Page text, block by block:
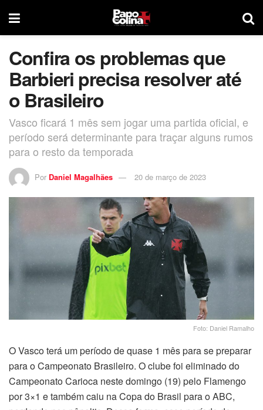
Confira os problemas que
Barbieri precisa resolver até
o Brasileiro
Vasco ficará 1 mês sem jogar uma partida oficial, e
período será determinante para traçar alguns rumos
para o resto da temporada
Por Daniel Magalhães 20 de março de 2023
Foto: Daniel Ramalho
O Vasco terá um período de quase 1 mês para se preparar
para o Campeonato Brasileiro. O clube foi eliminado do
Campeonato Carioca neste domingo (19) pelo Flamengo
por 3×1 e também caiu na Copa do Brasil para o ABC,